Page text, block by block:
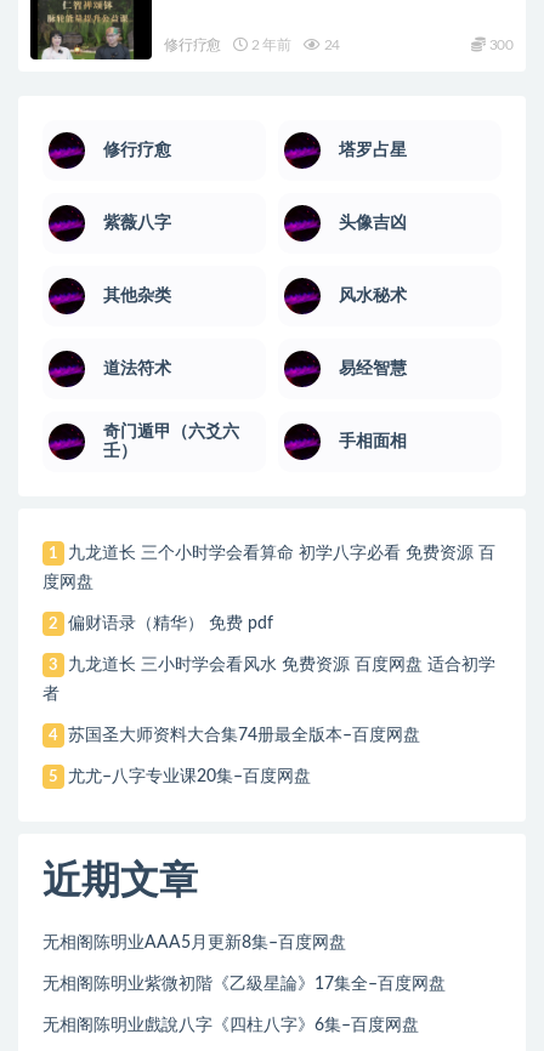
修行疗愈 2 年前 24 300
修行疗愈 塔罗占星
紫薇八字 头像吉凶
其他杂类 风水秘术
道法符术 易经智慧
奇门遁甲（六爻六
壬）
手相面相
1
九龙道长 三个小时学会看算命 初学八字必看 免费资源 百
度网盘
2 偏财语录（精华） 免费 pdf
3
九龙道长 三小时学会看风水 免费资源 百度网盘 适合初学
者
4 苏国圣大师资料大合集74册最全版本–百度网盘
5 尤尤–八字专业课20集–百度网盘
近期文章
无相阁陈明业AAA5月更新8集–百度网盘
无相阁陈明业紫微初階《乙級星論》17集全–百度网盘
无相阁陈明业戲說八字《四柱八字》6集–百度网盘